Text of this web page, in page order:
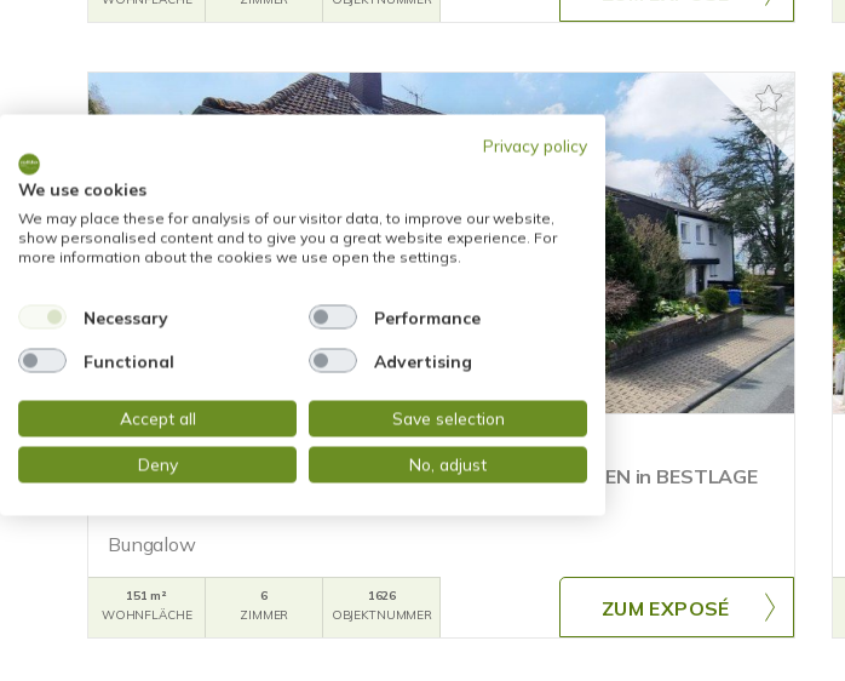
VERKAUFT
Taunusstein
FREISTEHENDER BUNGALOW mit HERRLICHEM GARTEN in BESTLAGE
Bungalow
151 m²
WOHNFLÄCHE
6
ZIMMER
1626
OBJEKTNUMMER
ZUM EXPOSÉ
Privacy policy
We use cookies
We may place these for analysis of our visitor data, to improve our website,
show personalised content and to give you a great website experience. For
more information about the cookies we use open the settings.
Necessary Performance
Functional Advertising
Accept all Save selection
Deny No, adjust